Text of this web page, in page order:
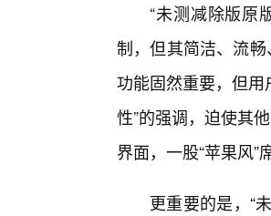
“未测减除版原
制，但其简洁、流
功能固然重要，但
性”的强调，迫使其
界面，一股“苹果风”
更重要的是，“